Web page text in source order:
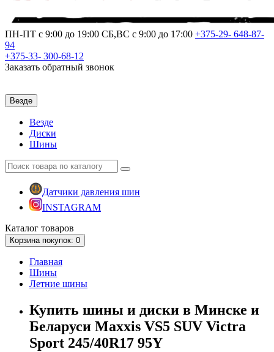
ПН-ПТ с 9:00 до 19:00 СБ,ВС с 9:00 до 17:00 +375-29- 648-87-
94
+375-33- 300-68-12
Заказать обратный звонок
Везде
Везде
Диски
Шины
Датчики давления шин
INSTAGRAM
Каталог товаров
Корзинапокупок: 0
Главная
Шины
Летние шины
Купить шины и диски в Минске и
Беларуси Maxxis VS5 SUV Victra
Sport 245/40R17 95Y